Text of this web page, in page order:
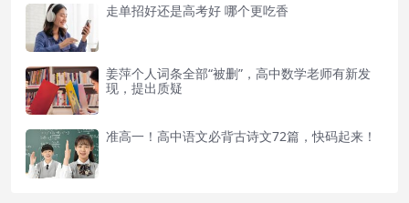
走单招好还是高考好 哪个更吃香
姜萍个人词条全部“被删”，高中数学老师有新发
现，提出质疑
准高一！高中语文必背古诗文72篇，快码起来！